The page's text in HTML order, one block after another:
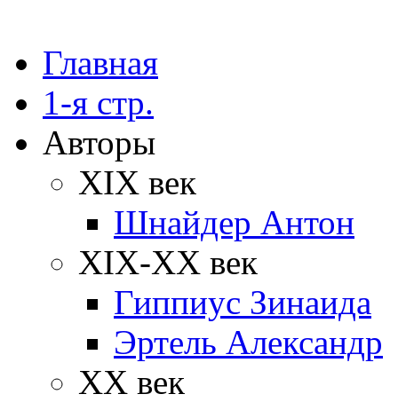
Главная
1-я стр.
Авторы
XIX век
Шнайдер Антон
XIX-XX век
Гиппиус Зинаида
Эртель Александр
XX век